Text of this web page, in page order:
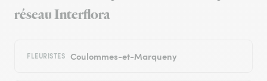
réseau Interflora
FLEURISTES Coulommes-et-Marqueny